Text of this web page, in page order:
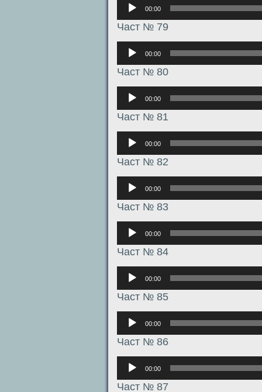
Аудиоплеер
00:00
Част № 79
Аудиоплеер
00:00
Част № 80
Аудиоплеер
00:00
Част № 81
Аудиоплеер
00:00
Част № 82
Аудиоплеер
00:00
Част № 83
Аудиоплеер
00:00
Част № 84
Аудиоплеер
00:00
Част № 85
Аудиоплеер
00:00
Част № 86
Аудиоплеер
00:00
Част № 87